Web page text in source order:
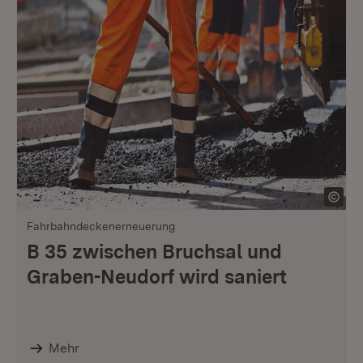
Fahrbahndeckenerneuerung
B 35 zwischen Bruchsal und
Graben-Neudorf wird saniert
Mehr